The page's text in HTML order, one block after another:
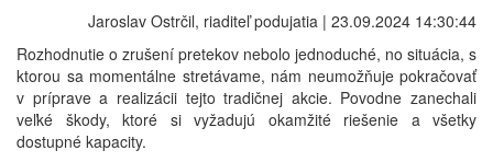
Jaroslav Ostrčil, riaditeľ podujatia | 23.09.2024 14:30:44
Rozhodnutie o zrušení pretekov nebolo jednoduché, no situácia, s
ktorou sa momentálne stretávame, nám neumožňuje pokračovať
v príprave a realizácii tejto tradičnej akcie. Povodne zanechali
veľké škody, ktoré si vyžadujú okamžité riešenie a všetky
dostupné kapacity.